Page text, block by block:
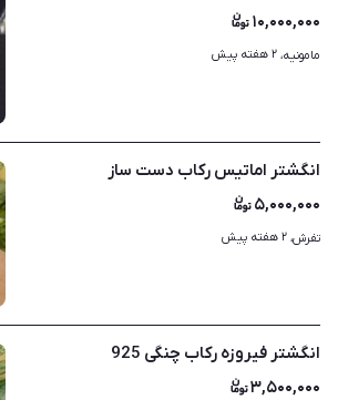
۱۰,۰۰۰,۰۰۰
مامونیه، ۲ هفته پیش
انگشتر اماتیس رکاب دست ساز
۵,۰۰۰,۰۰۰
تفرش، ۲ هفته پیش
انگشتر فیروزه رکاب چنگی 925
۳,۵۰۰,۰۰۰